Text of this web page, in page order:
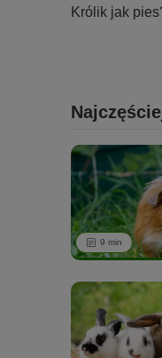
Królik jak
9 min